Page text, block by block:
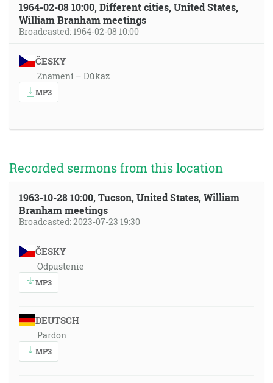
1964-02-08 10:00, Different cities, United States,
William Branham meetings
Broadcasted: 1964-02-08 10:00
ČESKY
Znamení – Důkaz
MP3
Recorded sermons from this location
1963-10-28 10:00, Tucson, United States, William
Branham meetings
Broadcasted: 2023-07-23 19:30
ČESKY
Odpustenie
MP3
DEUTSCH
Pardon
MP3